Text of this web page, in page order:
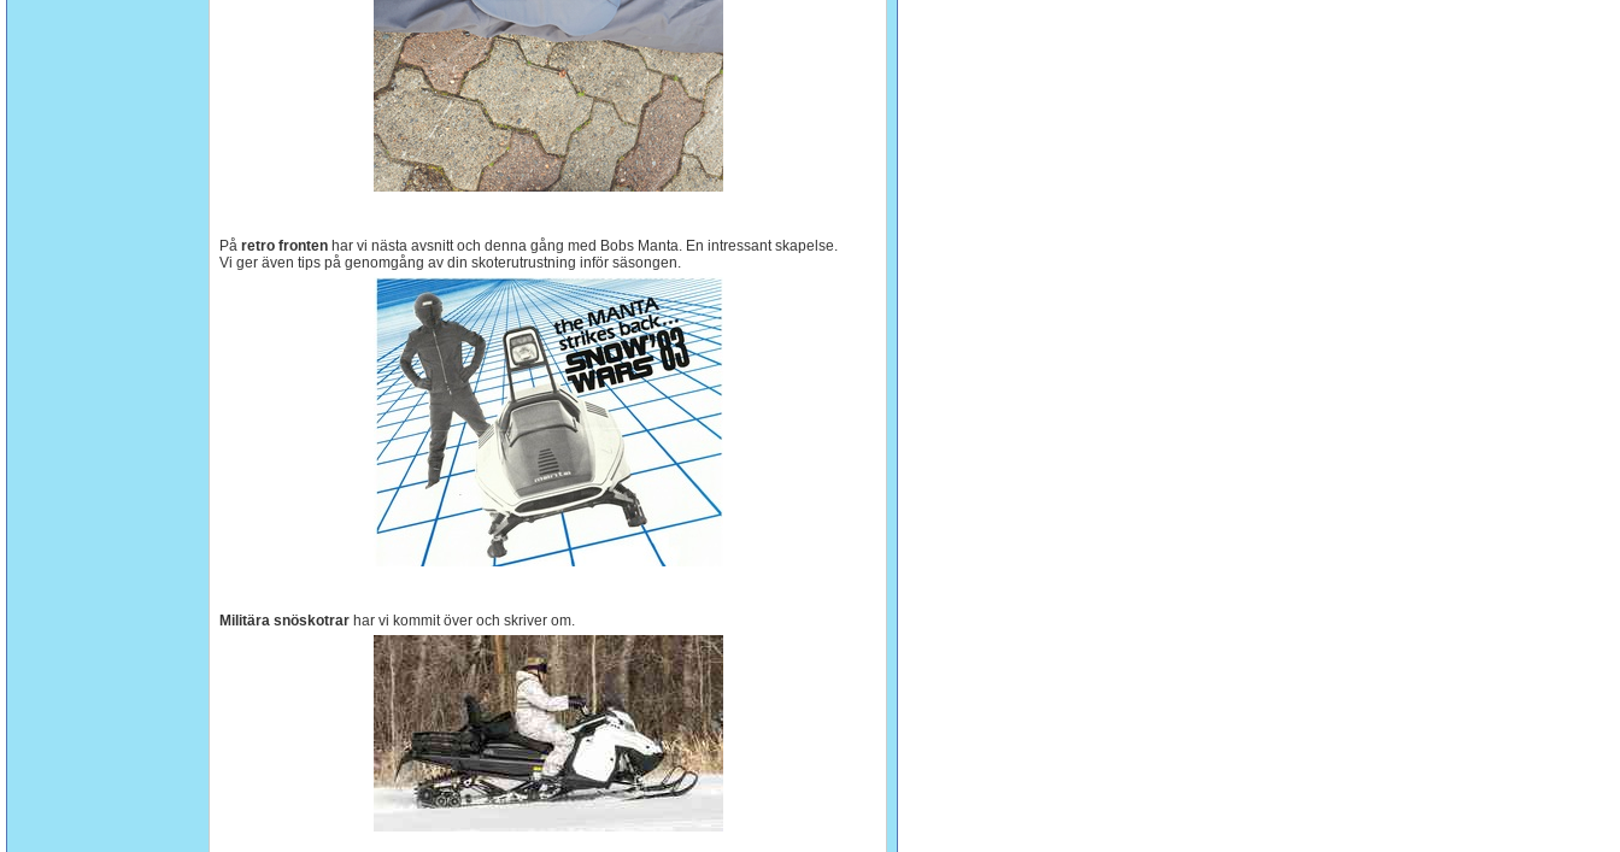
På retro fronten har vi nästa avsnitt och denna gång med Bobs Manta. En intressant skapelse.
Vi ger även tips på genomgång av din skoterutrustning inför säsongen.
Militära snöskotrar har vi kommit över och skriver om.